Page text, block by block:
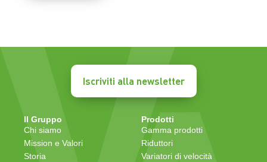
Iscriviti alla newsletter
Il Gruppo
Chi siamo
Mission e Valori
Storia
Prodotti
Gamma prodotti
Riduttori
Variatori di velocità